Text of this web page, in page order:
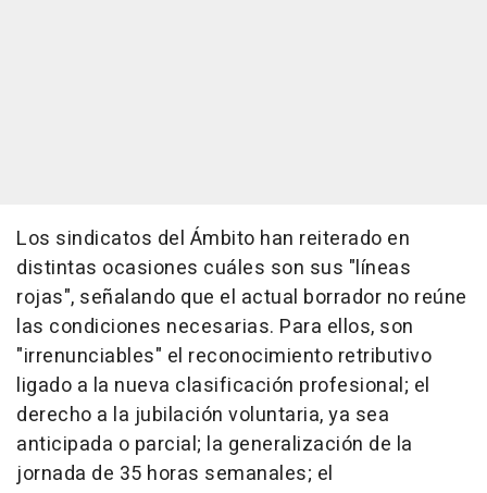
Los sindicatos del Ámbito han reiterado en
distintas ocasiones cuáles son sus "líneas
rojas", señalando que el actual borrador no reúne
las condiciones necesarias. Para ellos, son
"irrenunciables" el reconocimiento retributivo
ligado a la nueva clasificación profesional; el
derecho a la jubilación voluntaria, ya sea
anticipada o parcial; la generalización de la
jornada de 35 horas semanales; el